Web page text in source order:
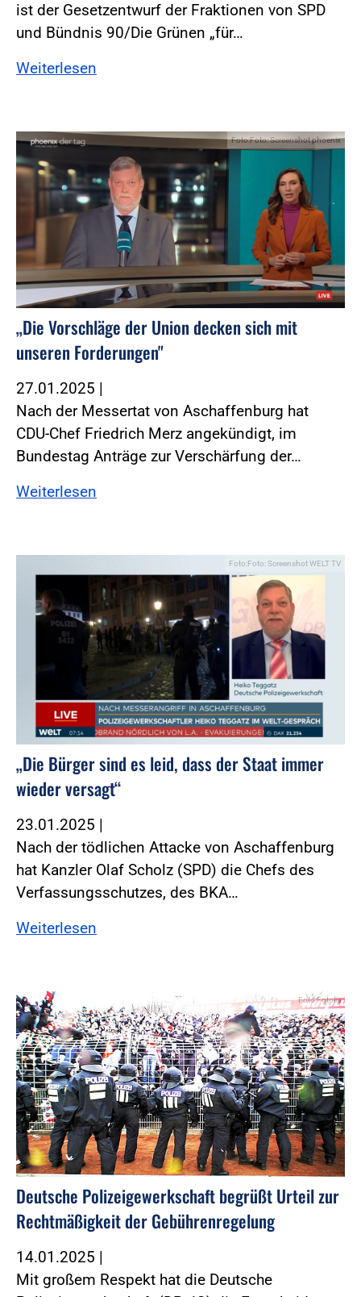
ist der Gesetzentwurf der Fraktionen von SPD
und Bündnis 90/Die Grünen „für…
Weiterlesen
Foto:Foto: Screenshot phoenix
„Die Vorschläge der Union decken sich mit
unseren Forderungen"
27.01.2025 |
Nach der Messertat von Aschaffenburg hat
CDU-Chef Friedrich Merz angekündigt, im
Bundestag Anträge zur Verschärfung der…
Weiterlesen
Foto:Foto: Screenshot WELT TV
„Die Bürger sind es leid, dass der Staat immer
wieder versagt“
23.01.2025 |
Nach der tödlichen Attacke von Aschaffenburg
hat Kanzler Olaf Scholz (SPD) die Chefs des
Verfassungsschutzes, des BKA…
Weiterlesen
Foto:Fotolia
Deutsche Polizeigewerkschaft begrüßt Urteil zur
Rechtmäßigkeit der Gebührenregelung
14.01.2025 |
Mit großem Respekt hat die Deutsche